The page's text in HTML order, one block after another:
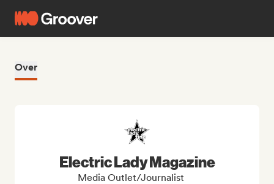
Over
Electric Lady Magazine
Media Outlet/Journalist